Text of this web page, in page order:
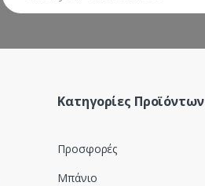
Κατηγορίες Προϊόντων
Προσφορές
Μπάνιο